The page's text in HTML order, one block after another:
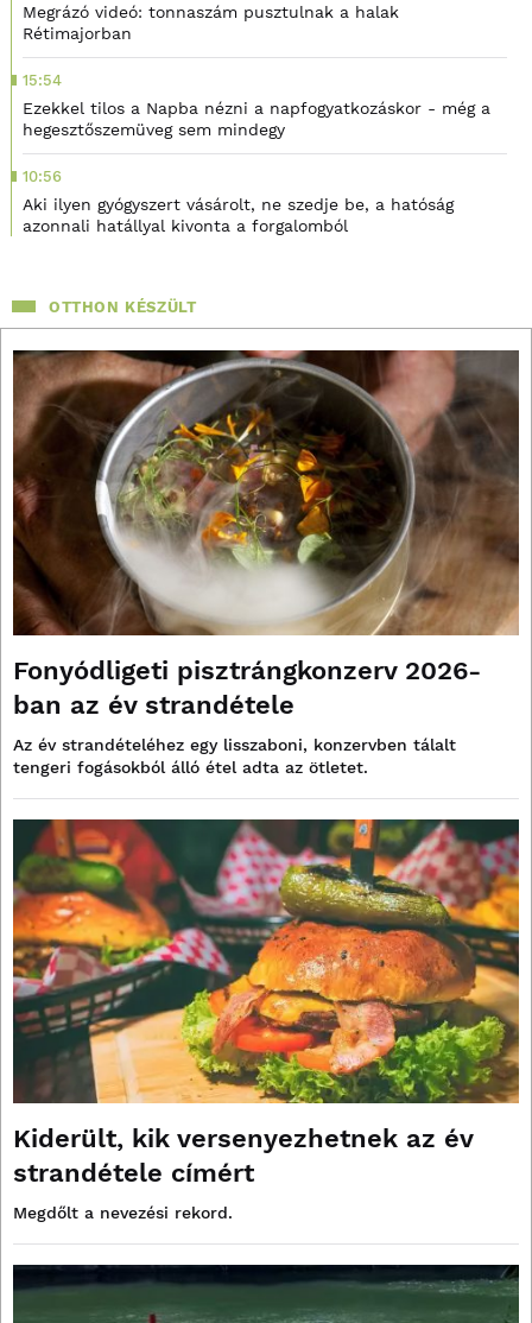
Megrázó videó: tonnaszám pusztulnak a halak
Rétimajorban
15:54
Ezekkel tilos a Napba nézni a napfogyatkozáskor - még a
hegesztőszemüveg sem mindegy
10:56
Aki ilyen gyógyszert vásárolt, ne szedje be, a hatóság
azonnali hatállyal kivonta a forgalomból
OTTHON KÉSZÜLT
Fonyódligeti pisztrángkonzerv 2026-
ban az év strandétele
Az év strandételéhez egy lisszaboni, konzervben tálalt
tengeri fogásokból álló étel adta az ötletet.
Kiderült, kik versenyezhetnek az év
strandétele címért
Megdőlt a nevezési rekord.